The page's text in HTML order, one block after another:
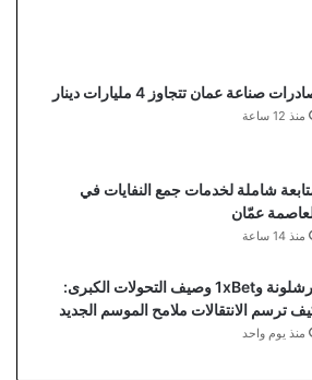
صناعة عمان تتجاوز 4 مليارات دينار
منذ 12 ساعة
شاملة لخدمات جمع النفايات في
عمّان
منذ 14 ساعة
برشلونة و1xBet وصيف التحولات الكبرى:
ترسم الانتقالات ملامح الموسم الجديد
منذ يوم واحد